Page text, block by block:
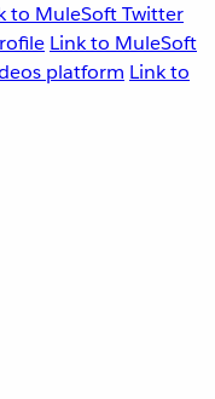
to MuleSoft Twitter
Link to MuleSoft
platform Link to